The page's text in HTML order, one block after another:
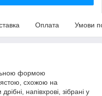
Оплата Умови
формою
схожою на
напівхрові, зібрані у